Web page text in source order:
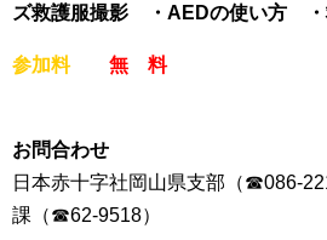
ズ救護服撮影 ・AEDの使い方 ・
参加料 無 料
お問合わせ
日本赤十字社岡山県支部（☎086-
課（☎62-9518）